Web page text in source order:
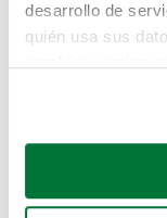
desarrollo de
quién usa sus
Si lo permite,
Recopilar
Pero puedes
buscando en
Coches de
Coches de km0